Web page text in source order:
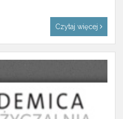
Czytaj więcej